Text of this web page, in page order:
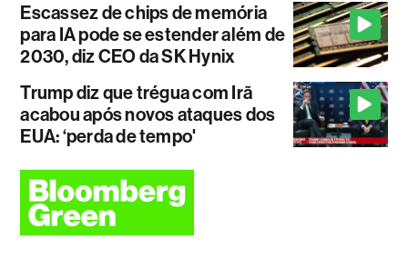
Escassez de chips de memória
para IA pode se estender além de
2030, diz CEO da SK Hynix
Trump diz que trégua com Irã
acabou após novos ataques dos
EUA: ‘perda de tempo'